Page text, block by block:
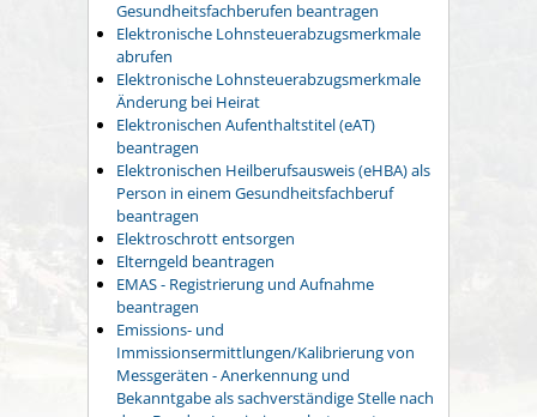
Gesundheitsfachberufen beantragen
Elektronische Lohnsteuerabzugsmerkmale
abrufen
Elektronische Lohnsteuerabzugsmerkmale
Änderung bei Heirat
Elektronischen Aufenthaltstitel (eAT)
beantragen
Elektronischen Heilberufsausweis (eHBA) als
Person in einem Gesundheitsfachberuf
beantragen
Elektroschrott entsorgen
Elterngeld beantragen
EMAS - Registrierung und Aufnahme
beantragen
Emissions- und
Immissionsermittlungen/Kalibrierung von
Messgeräten - Anerkennung und
Bekanntgabe als sachverständige Stelle nach